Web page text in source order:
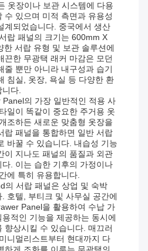
옷장이나 보관 시스템에 다용
수 있으며 미적 측면과 유용성
계되었습니다. 중국에서 생산
랍 패널의 크기는 600mm X
서랍 유형 및 보관 솔루션에
끈한 무광택 래커 마감은 모던
줄 뿐만 아니라 내구성과 습기
침실, 옷장, 욕실 등 다양한 환
니다.
의 가장 일반적인 적용 사
일이 똑같이 중요한 주거용 옷
조하든 새로운 맞춤형 옷장을
랍 패널을 통합하면 일반 서랍
바꿀 수 있습니다. 내습성 기능
이 지나도 패널의 품질과 외관
. 이는 습한 기후의 가정이나
에 특히 유용합니다.
의 서랍 패널은 상업 및 숙박
호텔, 부티크 및 사무실 공간에
Panel을 활용하여 수납 가
적인 기능을 제공하는 동시에
향상시킬 수 있습니다. 매끄러
니멀리스트부터 현대까지 다